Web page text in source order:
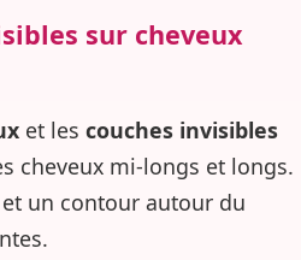
sur cheveux
et les couches invisibles
cheveux mi-longs et longs.
un contour autour du